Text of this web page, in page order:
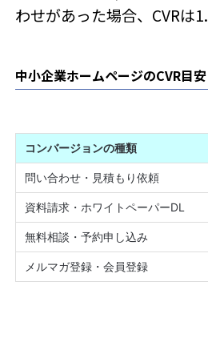
わせがあった場合、CVRは
中小企業ホームページのCVR目安
コンバージョンの種類
問い合わせ・見積もり依頼
資料請求・ホワイトペーパーDL
無料相談・予約申し込み
メルマガ登録・会員登録